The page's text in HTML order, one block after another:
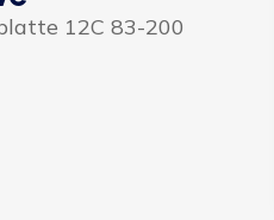
12C 83-200